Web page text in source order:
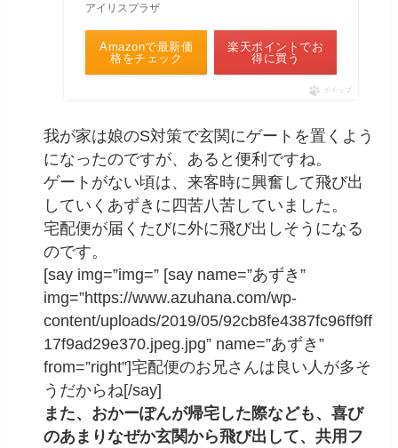
アイリスプラザ
Amazonで最新価
格をチェック
楽天ポイントでお
得に買う
ポチップ
我が家は娘のS対策で玄関にゲートを置くよう
になったのですが、あると便利ですね。
ゲートがない頃は、来客時に興奮して飛び出
していくあずきに四苦八苦していました。
宅配便が届くたびに外に飛び出しそうになる
のです。
[say img=”img=” [say name=”あずき”
img=”https://www.azuhana.com/wp-
content/uploads/2019/05/92cb8fe4387fc96ff9ff
17f9ad29e370.jpeg.jpg” name=”あずき”
from=”right”]宅配便のお兄さんは良い人が多そ
うだからね[/say]
また、おかーぽんが帰宅した際なども、喜び
のあまりなぜか玄関から飛び出して、共用フ